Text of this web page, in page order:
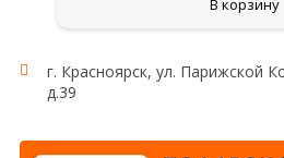
г. Красноярск, ул. Парижской
д.39